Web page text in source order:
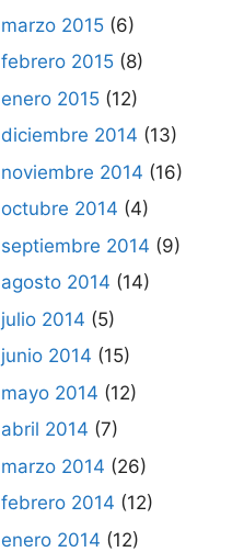
marzo 2015 (6)
febrero 2015 (8)
enero 2015 (12)
diciembre 2014 (13)
noviembre 2014 (16)
octubre 2014 (4)
septiembre 2014 (9)
agosto 2014 (14)
julio 2014 (5)
junio 2014 (15)
mayo 2014 (12)
abril 2014 (7)
marzo 2014 (26)
febrero 2014 (12)
enero 2014 (12)